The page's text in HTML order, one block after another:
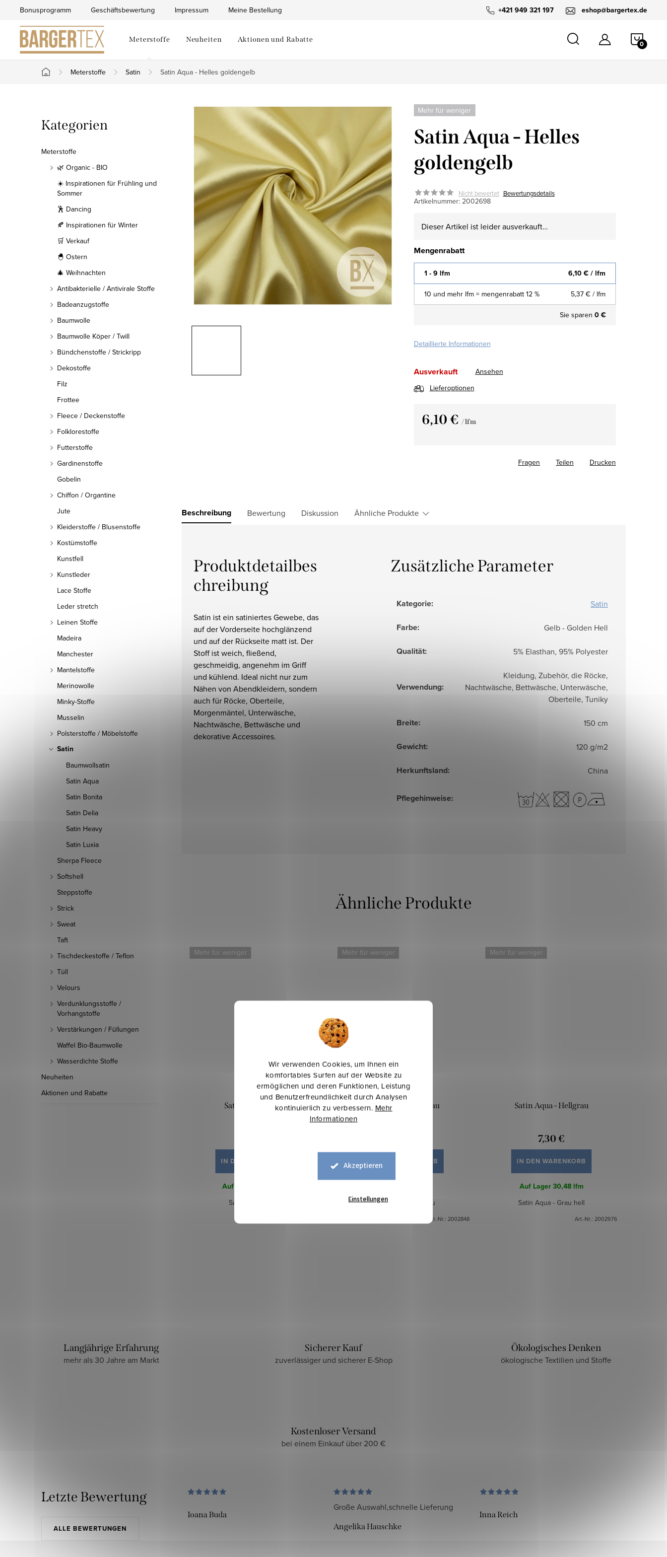
Wir verwenden Cookies, um Ihnen ein
komfortables Surfen auf der Website zu
ermöglichen und deren Funktionen, Leistung
und Benutzerfreundlichkeit durch Analysen
kontinuierlich zu verbessern. Mehr
Informationen
Akzeptieren
Einstellungen
springen
+421 949 321 197 eshop@bargertex.de
Bonusprogramm Geschäftsbewertung Impressum Meine Bestellung
Meterstoffe Neuheiten Aktionen und Rabatte
Startseite
Meterstoffe Satin Satin Aqua - Helles goldengelb
e
i
Kategorien
überspringen
Kategorien
Meterstoffe
🌿 Organic - BIO
☀️ Inspirationen für Frühling und
Sommer
🕺 Dancing
🍂 Inspirationen für Winter
🛒 Verkauf
🐣 Ostern
🎄 Weihnachten
Antibakterielle / Antivirale Stoffe
Badeanzugstoffe
Baumwolle
Baumwolle Köper / Twill
Bündchenstoffe / Strickripp
Dekostoffe
Filz
Frottee
Fleece / Deckenstoffe
Folklorestoffe
Futterstoffe
Gardinenstoffe
Gobelin
Chiffon / Organtine
Jute
Kleiderstoffe / Blusenstoffe
Kostümstoffe
Kunstfell
Kunstleder
Lace Stoffe
Leder stretch
Leinen Stoffe
Madeira
Manchester
Mantelstoffe
Merinowolle
Minky-Stoffe
Musselin
Polsterstoffe / Möbelstoffe
Satin
Baumwollsatin
Satin Aqua
Satin Bonita
Satin Delia
Satin Heavy
Satin Luxia
Sherpa Fleece
Softshell
Steppstoffe
Strick
Sweat
Taft
Tischdeckestoffe / Teflon
Tüll
Velours
Verdunklungsstoffe /
Vorhangstoffe
Verstärkungen / Füllungen
Waffel Bio-Baumwolle
Wasserdichte Stoffe
Neuheiten
Aktionen und Rabatte
Mehr für weniger
Satin Aqua - Helles
goldengelb
Nicht bewertet Bewertungsdetails
Artikelnummer: 2002698
Dieser Artikel ist leider ausverkauft…
Mengenrabatt
1 - 9 lfm 6,10 €/ lfm
10 und mehr lfm = mengenrabatt 12 % 5,37 € / lfm
Sie sparen 0 €
Detaillierte Informationen
Ausverkauft
Ansehen
Lieferoptionen
6,10 € / lfm
Drucken
Fragen Teilen
Beschreibung Bewertung Diskussion Ähnliche Produkte
Produktdetailbes
chreibung
Satin ist ein satiniertes Gewebe, das
auf der Vorderseite hochglänzend
und auf der Rückseite matt ist. Der
Stoff ist weich, fließend,
geschmeidig, angenehm im Griff
und kühlend. Ideal nicht nur zum
Nähen von Abendkleidern, sondern
auch für Röcke, Oberteile,
Morgenmäntel, Unterwäsche,
Nachtwäsche, Bettwäsche und
dekorative Accessoires.
Zusätzliche Parameter
Kategorie: Satin
Farbe: Gelb - Golden Hell
Qualität: 5% Elasthan, 95% Polyester
Verwendung:
Kleidung, Zubehör, die Röcke,
Nachtwäsche, Bettwäsche, Unterwäsche,
Oberteile, Tuniky
Breite: 150 cm
Gewicht: 120 g/m2
Herkunftsland: China
Pflegehinweise:
Mehr für weniger
Satin-Aqua - Weiß
IN DEN WARENKORB
Auf Lager
Satin Aqua - Weiß
Mehr für weniger
Satin Aqua - Hellblau
IN DEN WARENKORB
Satin Aqua - Hellblau
Art.-Nr.: 2002848
Mehr für weniger
Satin Aqua - Hellgrau
7,30 €
IN DEN WARENKORB
Auf Lager30,48 lfm
Satin Aqua - Grau hell
Art.-Nr.: 2002976
Langjährige Erfahrung
mehr als 30 Jahre am Markt
Sicherer Kauf
zuverlässiger und sicherer E-Shop
Ökologisches Denken
ökologische Textilien und Stoffe
Kostenloser Versand
bei einem Einkauf über 200 €
Letzte Bewertung
ALLE BEWERTUNGEN
Ioana Buda
Große Auswahl,schnelle Lieferung
Angelika Hauschke
Inna Reich